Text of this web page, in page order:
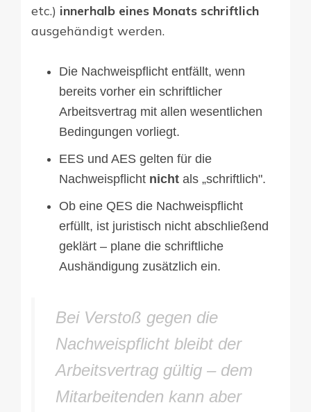
etc.) innerhalb eines Monats schriftlich
ausgehändigt werden.
Die Nachweispflicht entfällt, wenn
bereits vorher ein schriftlicher
Arbeitsvertrag mit allen wesentlichen
Bedingungen vorliegt.
EES und AES gelten für die
Nachweispflicht nicht als „schriftlich".
Ob eine QES die Nachweispflicht
erfüllt, ist juristisch nicht abschließend
geklärt – plane die schriftliche
Aushändigung zusätzlich ein.
Bei Verstoß gegen die
Nachweispflicht bleibt der
Arbeitsvertrag gültig – dem
Mitarbeitenden kann aber